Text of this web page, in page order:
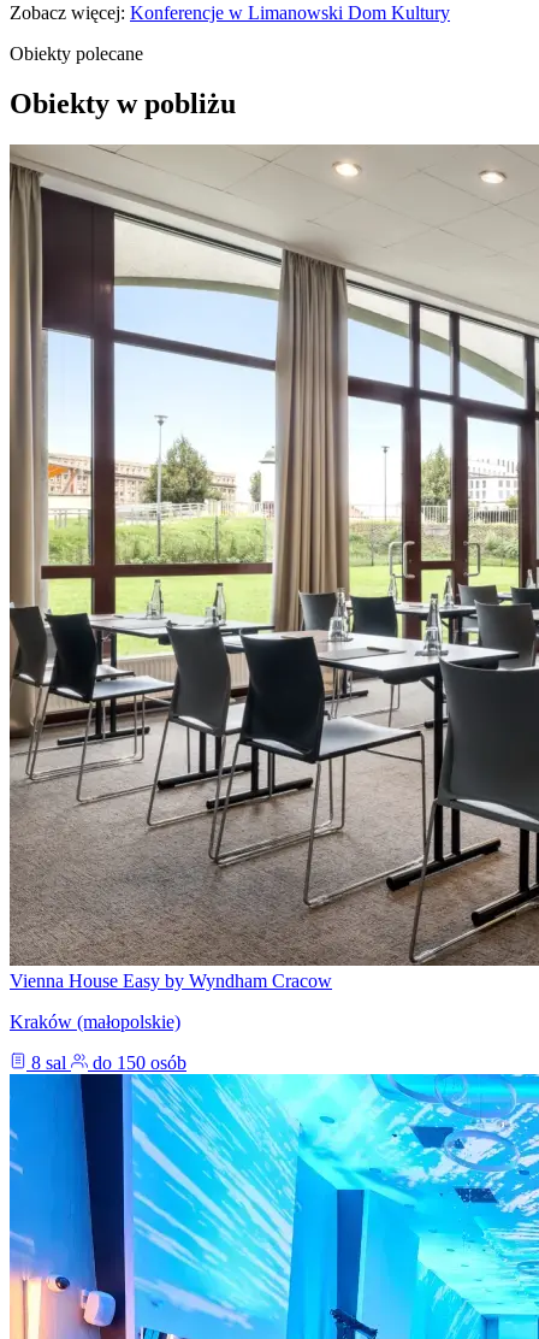
Zobacz więcej: Konferencje w Limanowski Dom Kultury
Obiekty polecane
Obiekty w pobliżu
Vienna House Easy by Wyndham Cracow
Kraków (małopolskie)
8 sal
do 150 osób